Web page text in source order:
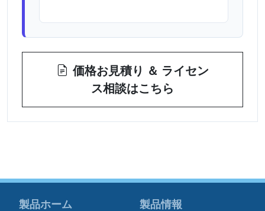
価格お見積り ＆ ライセン
ス相談はこちら
製品ホーム 製品情報